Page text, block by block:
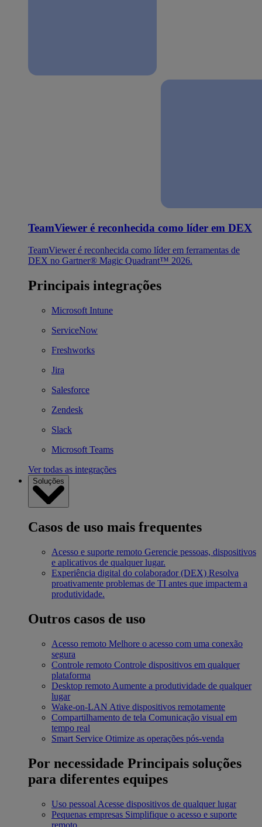
TeamViewer é reconhecida como líder em DEX
TeamViewer é reconhecida como líder em ferramentas de
DEX no Gartner® Magic Quadrant™ 2026.
Principais integrações
Microsoft Intune
ServiceNow
Freshworks
Jira
Salesforce
Zendesk
Slack
Microsoft Teams
Ver todas as integrações
Soluções
Casos de uso mais frequentes
Acesso e suporte remoto Gerencie pessoas, dispositivos
e aplicativos de qualquer lugar.
Experiência digital do colaborador (DEX) Resolva
proativamente problemas de TI antes que impactem a
produtividade.
Outros casos de uso
Acesso remoto Melhore o acesso com uma conexão
segura
Controle remoto Controle dispositivos em qualquer
plataforma
Desktop remoto Aumente a produtividade de qualquer
lugar
Wake-on-LAN Ative dispositivos remotamente
Compartilhamento de tela Comunicação visual em
tempo real
Smart Service Otimize as operações pós-venda
Por necessidade Principais soluções
para diferentes equipes
Uso pessoal Acesse dispositivos de qualquer lugar
Pequenas empresas Simplifique o acesso e suporte
remoto